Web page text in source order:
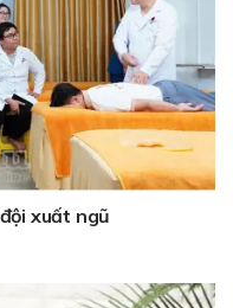
xuất ngũ